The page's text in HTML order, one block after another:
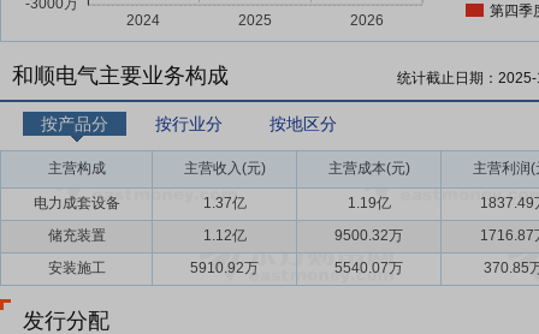
第四季
和顺电气主要业务构成 统计截止日期：
按产品分 按行业分 按地区分
主营构成 主营收入(元) 主营成本(元) 主营利润(
电力成套设备 1.37亿 1.19亿
1837.49
储充装置
1.12亿 9500.32万
1716.87
安装施工
5910.92万 5540.07万 370.85
发行分配